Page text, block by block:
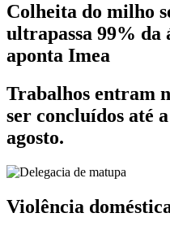
Colheita do milho
ultrapassa 99% da
aponta Imea
Trabalhos entram
ser concluídos até
agosto.
Violência